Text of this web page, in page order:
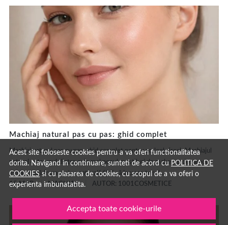
Acest site foloseste cookies pentru a va oferi functionalitatea
dorita. Navigand in continuare, sunteti de acord cu POLITICA DE
COOKIESsi cu plasarea de cookies, cu scopul de a va oferi o
experienta imbunatatita.
Accepta toate cookie-urile
Machiaj natural pas cu pas: ghid complet
Machiaj natural pas cu pas: ghid complet pentru un look fresh Machiajul
natural este unul dintre cele mai populare stiluri de make-up deoarece
evidențiază frumusețea naturală fără să încarce tenul....
15 MAR.
MACHIAJ AUTOR: 1001COSMETICE